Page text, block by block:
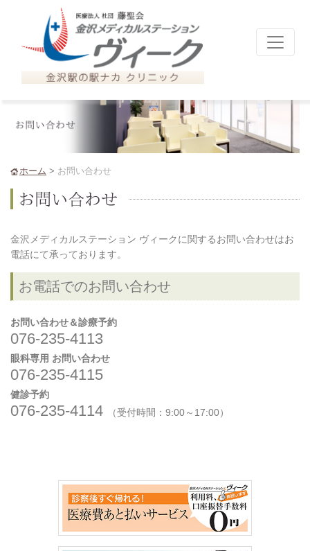
ホーム > お問い合わせ
金沢メディカルステーション ヴィークに関するお問い合わせはお
電話にて承っております。
お電話でのお問い合わせ
お問い合わせ＆診療予約
076-235-4113
眼科専用 お問い合わせ
076-235-4115
健診予約
076-235-4114 （受付時間：9:00～17:00）